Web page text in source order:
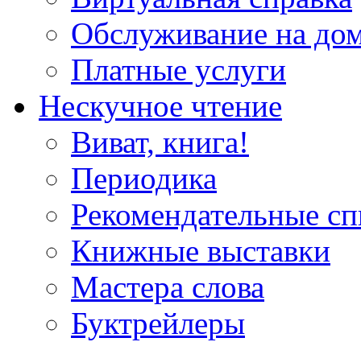
Обслуживание на
Платные услуги
Нескучное чтение
Виват, книга!
Периодика
Рекомендательные
Книжные выставки
Мастера слова
Буктрейлеры